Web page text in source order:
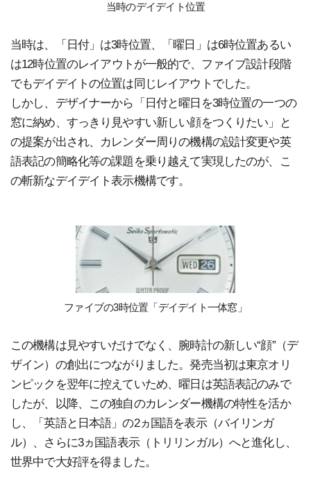
当時のデイデイト位置
当時は、「日付」は3時位置、「曜日」は6時位置あるい
は12時位置のレイアウトが一般的で、ファイブ設計段階
でもデイデイトの位置は同じレイアウトでした。
しかし、デザイナーから「日付と曜日を3時位置の一つの
窓に納め、すっきり見やすい新しい顔をつくりたい」と
の提案が出され、カレンダー周りの機構の設計変更や英
語表記の簡略化等の課題を乗り越えて実現したのが、こ
の斬新なデイデイト表示機構です。
ファイブの3時位置「デイデイト一体窓」
この機構は見やすいだけでなく、腕時計の新しい“顔”（デ
ザイン）の創出につながりました。発売当初は東京オリ
ンピックを翌年に控えていため、曜日は英語表記のみで
したが、以降、この独自のカレンダー機構の特性を活か
し、「英語と日本語」の2ヵ国語を表示（バイリンガ
ル）、さらに3ヵ国語表示（トリリンガル）へと進化し、
世界中で大好評を得ました。